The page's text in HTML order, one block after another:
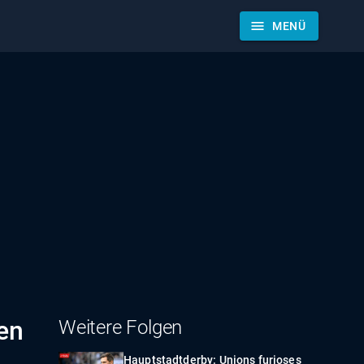
menu MENÜ
Weitere Folgen
Hauptstadtderby: Unions furioses